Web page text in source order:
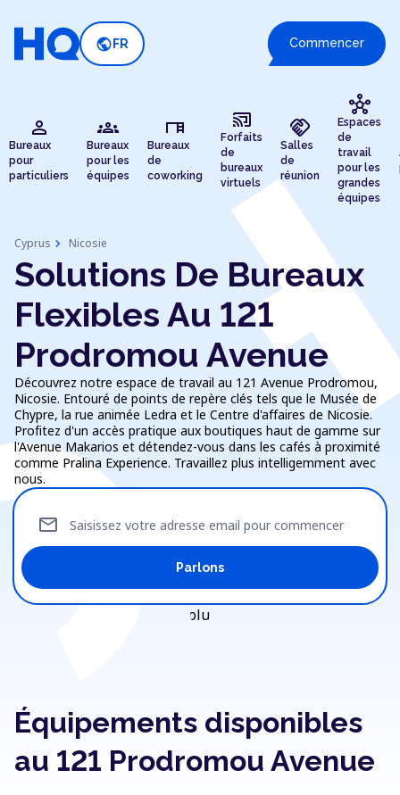
public FR Commencer
person
Bureaux
pour
particuliers
groups
Bureaux
pour les
équipes
desk
Bureaux
de
coworking
cast_connected
Forfaits
de
bureaux
virtuels
handshake
Salles
de
réunion
hub
Espaces
de
travail
pour les
grandes
équipes
Cyprus chevron_right Nicosie
Solutions De Bureaux
Flexibles Au 121
Prodromou Avenue
Découvrez notre espace de travail au 121 Avenue Prodromou,
Nicosie. Entouré de points de repère clés tels que le Musée de
Chypre, la rue animée Ledra et le Centre d'affaires de Nicosie.
Profitez d'un accès pratique aux boutiques haut de gamme sur
l'Avenue Makarios et détendez-vous dans les cafés à proximité
comme Pralina Experience. Travaillez plus intelligemment avec
nous.
Saisissez votre adresse email pour commencer
mail
Parlons
Équipements disponibles
au 121 Prodromou Avenue